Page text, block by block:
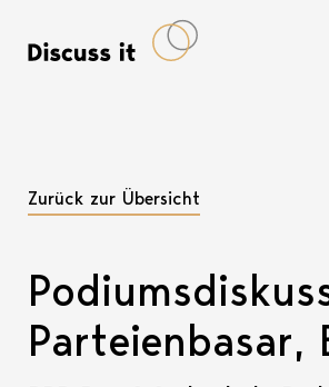
Zurück zur Übersicht
Parteienbasar,